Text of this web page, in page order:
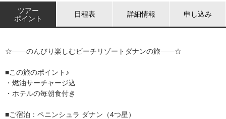
ツアー
ポイント
日程表 詳細情報 申し込み
☆――のんびり楽しむビーチリゾートダナンの旅――☆
■この旅のポイント♪
・燃油サーチャージ込
・ホテルの毎朝食付き
■ご宿泊：ペニンシュラ ダナン（4つ星）